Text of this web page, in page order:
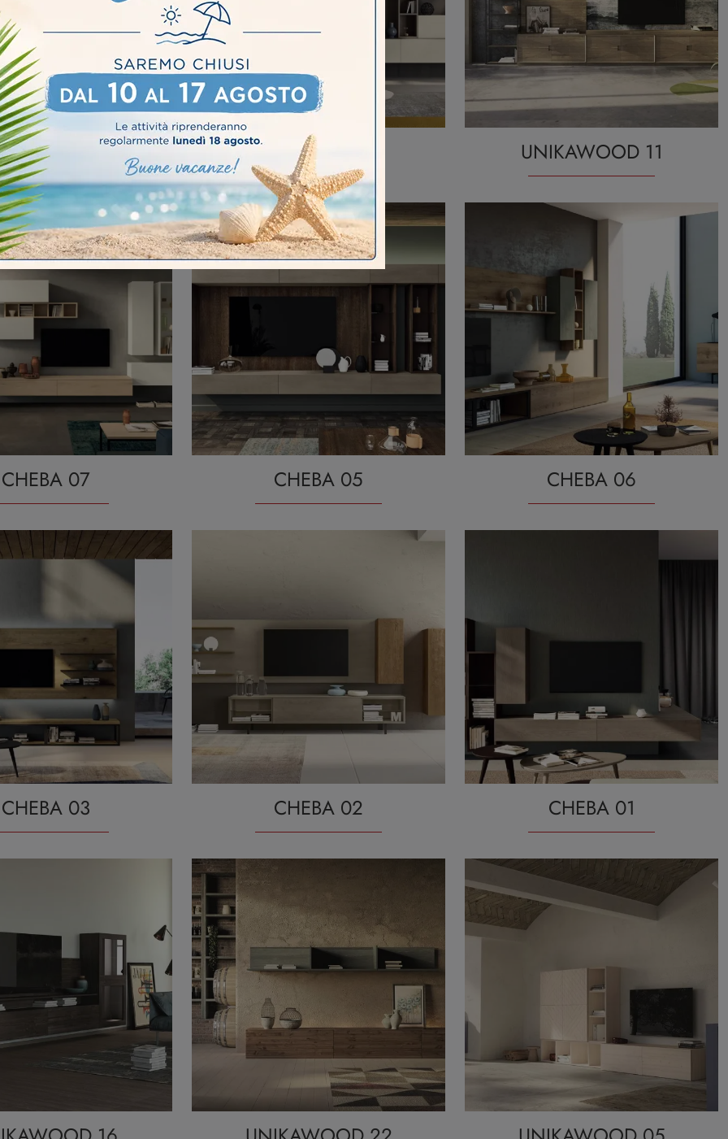
20 CHEBA 04 UNIKAWOOD 11
CHEBA 07 CHEBA 05 CHEBA 06
CHEBA 03 CHEBA 02 CHEBA 01